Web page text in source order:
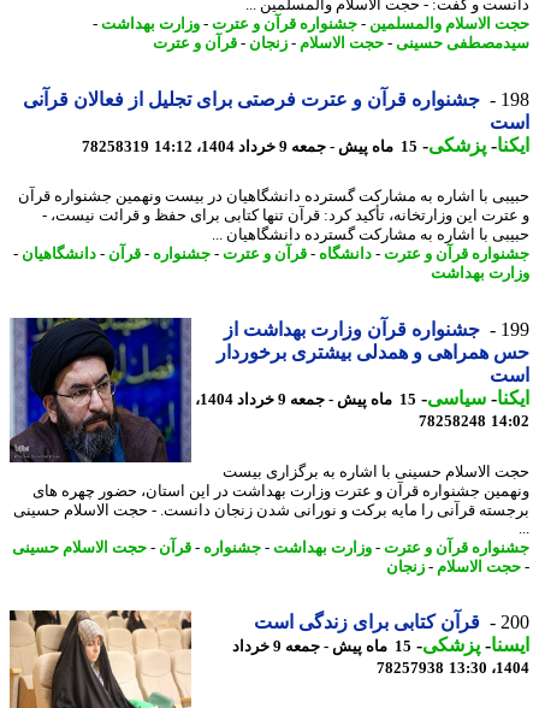
و گفت: - حجت الاسلام والمسلمین ...
الاسلام والمسلمین-جشنواره قرآن و عترت- وزارت بهداشت -
حسینی-حجت الاسلام-زنجان-قرآن و عترت
جشنواره قرآن و عترت فرصتی برای تجلیل از فعالان قرآنی
-پزشکی-15 ماه پیش - جمعه 9 خرداد 1404، 14:12 78258319
با اشاره به مشارکت گسترده دانشگاهیان در بیست ونهمین جشنواره قرآن
این وزارتخانه، تأکید کرد: قرآن تنها کتابی برای حفظ و قرائت نیست، -
با اشاره به مشارکت گسترده دانشگاهیان ...
قرآن و عترت- دانشگاه-قرآن و عترت- جشنواره- قرآن- دانشگاهیان-
بهداشت
جشنواره قرآن وزارت بهداشت از
همراهی و همدلی بیشتری برخوردار
-سیاسی-
15 ماه پیش - جمعه 9 خرداد 1404،
78258248
الاسلام حسینی با اشاره به برگزاری بیست
جشنواره قرآن و عترت وزارت بهداشت در این استان، حضور چهره های
قرآنی را مایه برکت و نورانی شدن زنجان دانست. - حجت الاسلام حسینی
قرآن و عترت- وزارت بهداشت -جشنواره- قرآن-
حجت الاسلام حسینی
الاسلام-زنجان
قرآن کتابی برای زندگی است
-پزشکی-
15 ماه پیش - جمعه 9 خرداد
78257938